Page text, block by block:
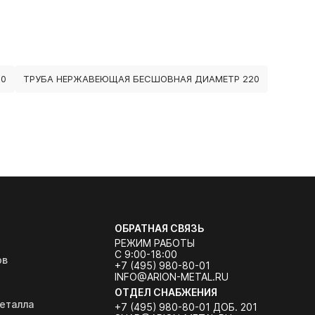
ТРУБА НЕРЖАВЕЮЩАЯ БЕСШОВНАЯ ДИАМЕТР 220
ОБРАТНАЯ СВЯЗЬ
РЕЖИМ РАБОТЫ
С 9:00-18:00
+7 (495) 980-80-01
INFO@ARION-METAL.RU
ОТДЕЛ СНАБЖЕНИЯ
+7 (495) 980-80-01 ДОБ. 201